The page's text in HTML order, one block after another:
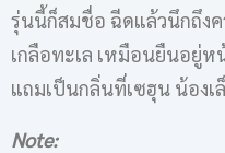
รุ่นนี้ก็สมชื่อ ฉีดแล้วนึกถึง
เกลือทะเล เหมือนยืนอยู่
แถมเป็นกลิ่นที่เซฮุน น้องเ
Note: